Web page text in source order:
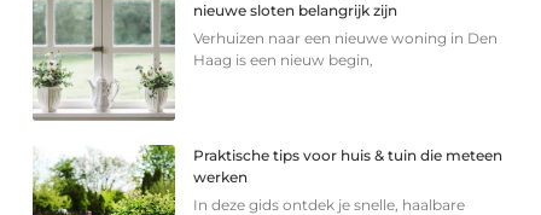
nieuwe sloten belangrijk zijn
Verhuizen naar een nieuwe woning in Den
Haag is een nieuw begin,
Praktische tips voor huis & tuin die meteen
werken
In deze gids ontdek je snelle, haalbare